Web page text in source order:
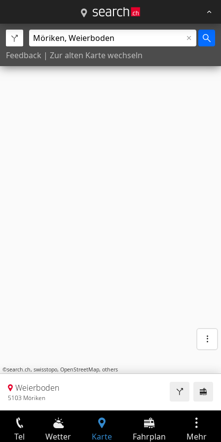
Feedback | Zur alten Karte wechseln
©search.ch, swisstopo, OpenStreetMap, others
Weierboden
5103 Möriken
Tel Wetter Karte Fahrplan Mehr